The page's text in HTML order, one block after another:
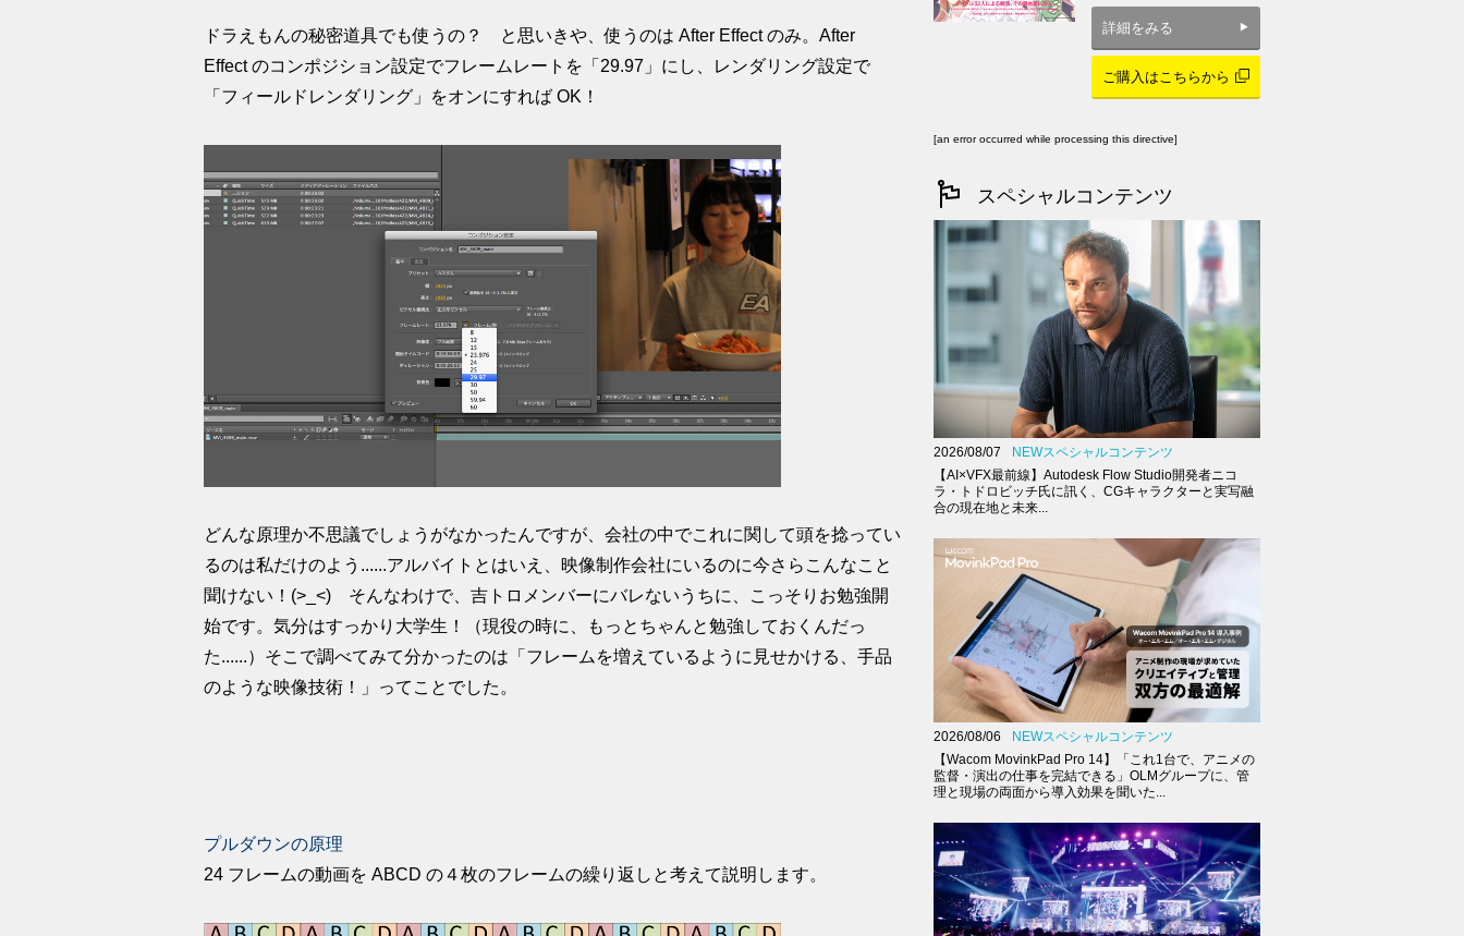
ドラえもんの秘密道具でも使うの？ と思いきや、使うのは After Effect のみ。After
Effect のコンポジション設定でフレームレートを「29.97」にし、レンダリング設定で
「フィールドレンダリング」をオンにすれば OK！
どんな原理か不思議でしょうがなかったんですが、会社の中でこれに関して頭を捻ってい
るのは私だけのよう......アルバイトとはいえ、映像制作会社にいるのに今さらこんなこと
聞けない！(>_<) そんなわけで、吉トロメンバーにバレないうちに、こっそりお勉強開
始です。気分はすっかり大学生！（現役の時に、もっとちゃんと勉強しておくんだっ
た......）そこで調べてみて分かったのは「フレームを増えているように見せかける、手品
のような映像技術！」ってことでした。
プルダウンの原理
24 フレームの動画を ABCD の４枚のフレームの繰り返しと考えて説明します。
詳細をみる
ご購入はこちらから
[an error occurred while processing this directive]
スペシャルコンテンツ
2026/08/07
NEWスペシャルコンテンツ
【AI×VFX最前線】Autodesk Flow Studio開発者ニコ
ラ・トドロビッチ氏に訊く、CGキャラクターと実写融
合の現在地と未来...
2026/08/06
NEWスペシャルコンテンツ
【Wacom MovinkPad Pro 14】「これ1台で、アニメの
監督・演出の仕事を完結できる」OLMグループに、管
理と現場の両面から導入効果を聞いた...